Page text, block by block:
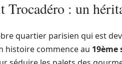
: un
quartier parisien qui est
histoire commence au 19ème